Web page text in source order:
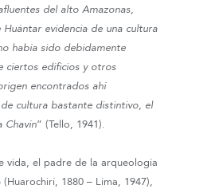
del alto Amazonas,
evidencia de una cultura
había sido debidamente
ciertos edificios y otros
encontrados ahí
cultura bastante distintivo, el
Chavín” (Tello, 1941).
vida, el padre de la arqueología
(Huarochirí, 1880 – Lima, 1947),